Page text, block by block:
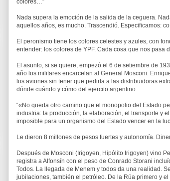
colores…”
Nada supera la emoción de la salida de la ceguera.
aquellos años, es mucho. Trascendió. Especificamos:
El peronismo tiene los colores celestes y azules, con
entender: los colores de YPF. Cada cosa que nos pasa
El asunto, si se quiere, empezó el 6 de setiembre de
año los militares encarcelan al General Mosconi.
los aviones sin tener que pedirla a las distribuidoras
dónde cuándo y cómo del ejercito argentino.
“«No queda otro camino que el monopolio del Estado
industria: la producción, la elaboración, el transporte y
imposible para un organismo del Estado vencer en la
Le dieron 8 millones de pesos fuertes y autonomía.
Después de Mosconi (Irigoyen, Hipólito Irigoyen) vino
registra a Alfonsín con el peso de Conrado Storani
Todos. La llegada de Menem y todos da una realidad.
jubilaciones, también el petróleo. De la Rúa primero y